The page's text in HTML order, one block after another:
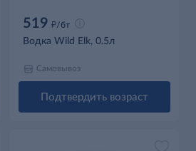
519 д/бт
Водка Wild Elk, 0.5л
Самовывоз
Подтвердить возраст